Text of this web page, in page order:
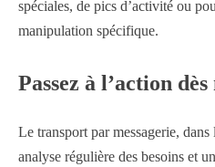
spéciales, de pics d’activité ou
manipulation spécifique.
Passez à l’action
Le transport par messagerie,
analyse régulière des besoins et